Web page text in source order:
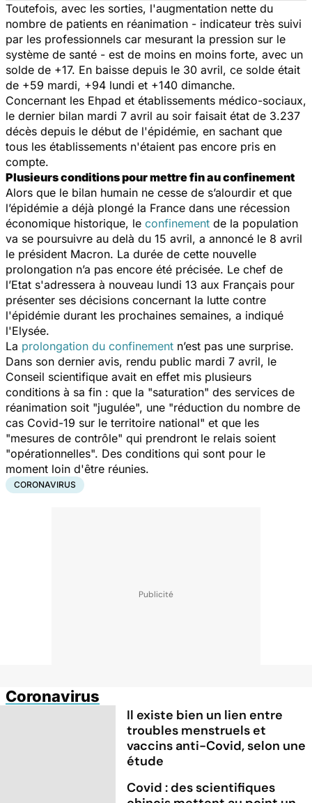
Toutefois, avec les sorties, l'augmentation nette du
nombre de patients en réanimation - indicateur très suivi
par les professionnels car mesurant la pression sur le
système de santé - est de moins en moins forte, avec un
solde de +17. En baisse depuis le 30 avril, ce solde était
de +59 mardi, +94 lundi et +140 dimanche.
Concernant les Ehpad et établissements médico-sociaux,
le dernier bilan mardi 7 avril au soir faisait état de 3.237
décès depuis le début de l'épidémie, en sachant que
tous les établissements n'étaient pas encore pris en
compte.
Plusieurs conditions pour mettre fin au confinement
Alors que le bilan humain ne cesse de s’alourdir et que
l’épidémie a déjà plongé la France dans une récession
économique historique, le confinement de la population
va se poursuivre au delà du 15 avril, a annoncé le 8 avril
le président Macron. La durée de cette nouvelle
prolongation n’a pas encore été précisée. Le chef de
l’Etat s'adressera à nouveau lundi 13 aux Français pour
présenter ses décisions concernant la lutte contre
l'épidémie durant les prochaines semaines, a indiqué
l'Elysée.
La prolongation du confinement n’est pas une surprise.
Dans son dernier avis, rendu public mardi 7 avril, le
Conseil scientifique avait en effet mis plusieurs
conditions à sa fin : que la "saturation" des services de
réanimation soit "jugulée", une "réduction du nombre de
cas Covid-19 sur le territoire national" et que les
"mesures de contrôle" qui prendront le relais soient
"opérationnelles". Des conditions qui sont pour le
moment loin d'être réunies.
CORONAVIRUS
Coronavirus
Il existe bien un lien entre
troubles menstruels et
vaccins anti-Covid, selon une
étude
Covid : des scientifiques